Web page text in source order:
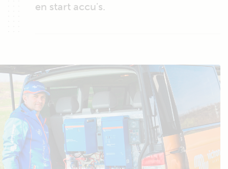
en start accu's.